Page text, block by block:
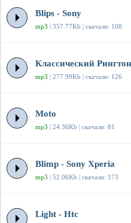
Blips - Sony
mp3 | 357.77Kb | скачали: 108
Классический
mp3 | 277.99Kb | скачали: 126
Moto
mp3 | 24.36Kb | скачали: 81
Blimp - Sony Xperia
mp3 | 52.06Kb | скачали: 173
Light - Htc